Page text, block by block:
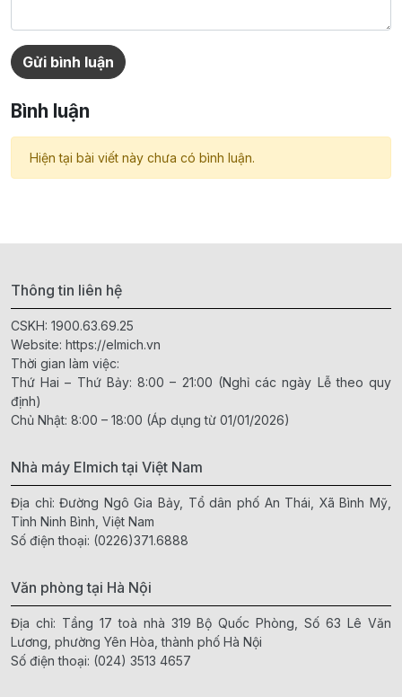
Gửi bình luận
Bình luận
Hiện tại bài viết này chưa có bình luận.
Thông tin liên hệ
CSKH: 1900.63.69.25
Website: https://elmich.vn
Thời gian làm việc:
Thứ Hai – Thứ Bảy: 8:00 – 21:00 (Nghỉ các ngày Lễ theo quy
định)
Chủ Nhật: 8:00 – 18:00 (Áp dụng từ 01/01/2026)
Nhà máy Elmich tại Việt Nam
Địa chỉ: Đường Ngô Gia Bảy, Tổ dân phố An Thái, Xã Bình Mỹ,
Tỉnh Ninh Bình, Việt Nam
Số điện thoại: (0226)371.6888
Văn phòng tại Hà Nội
Địa chỉ: Tầng 17 toà nhà 319 Bộ Quốc Phòng, Số 63 Lê Văn
Lương, phường Yên Hòa, thành phố Hà Nội
Số điện thoại: (024) 3513 4657